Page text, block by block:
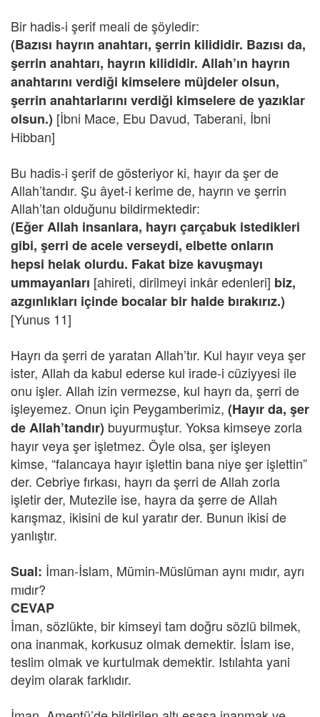
Bir hadis-i şerif meali de şöyledir:
(Bazısı hayrın anahtarı, şerrin kilididir. Bazısı da,
şerrin anahtarı, hayrın kilididir. Allah’ın hayrın
anahtarını verdiği kimselere müjdeler olsun,
şerrin anahtarlarını verdiği kimselere de yazıklar
olsun.) [İbni Mace, Ebu Davud, Taberani, İbni
Hibban]
Bu hadis-i şerif de gösteriyor ki, hayır da şer de
Allah’tandır. Şu âyet-i kerime de, hayrın ve şerrin
Allah’tan olduğunu bildirmektedir:
(Eğer Allah insanlara, hayrı çarçabuk istedikleri
gibi, şerri de acele verseydi, elbette onların
hepsi helak olurdu. Fakat bize kavuşmayı
ummayanları [ahireti, dirilmeyi inkâr edenleri] biz,
azgınlıkları içinde bocalar bir halde bırakırız.)
[Yunus 11]
Hayrı da şerri de yaratan Allah’tır. Kul hayır veya şer
ister, Allah da kabul ederse kul irade-i cüziyyesi ile
onu işler. Allah izin vermezse, kul hayrı da, şerri de
işleyemez. Onun için Peygamberimiz, (Hayır da, şer
de Allah’tandır) buyurmuştur. Yoksa kimseye zorla
hayır veya şer işletmez. Öyle olsa, şer işleyen
kimse, “falancaya hayır işlettin bana niye şer işlettin”
der. Cebriye fırkası, hayrı da şerri de Allah zorla
işletir der, Mutezile ise, hayra da şerre de Allah
karışmaz, ikisini de kul yaratır der. Bunun ikisi de
yanlıştır.
Sual: İman-İslam, Mümin-Müslüman aynı mıdır, ayrı
mıdır?
CEVAP
İman, sözlükte, bir kimseyi tam doğru sözlü bilmek,
ona inanmak, korkusuz olmak demektir. İslam ise,
teslim olmak ve kurtulmak demektir. Istılahta yani
deyim olarak farklıdır.